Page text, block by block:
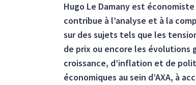
Hugo Le Damany est
contribue à l’analyse et à la
sur des sujets tels que les
de prix ou encore les évolutions
croissance, d’inflation et de
économiques au sein d’AXA, à